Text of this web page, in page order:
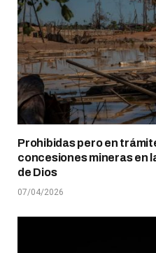
Prohibidas pero en
concesiones mineras en
de Dios
07/04/2026